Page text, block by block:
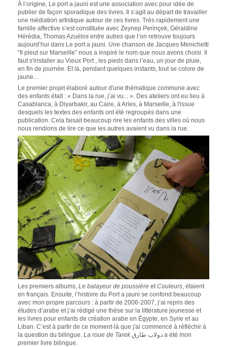
À l’origine, Le port a jauni est une association avec pour idée de
publier de façon sporadique des livres. Il s’agit au départ de travailler
une médiation artistique autour de ces livres. Très rapidement une
famille affective s’est constituée avec Zeynep Perinçek, Géraldine
Hérédia, Thomas Azuélos entre autres que l’on retrouve toujours
aujourd’hui dans Le port a jauni. Une chanson de Jacques Menichetti
“Il pleut sur Marseille” nous a inspiré le nom que nous avons choisi. Il
faut s'installer au Vieux Port , les pieds dans l’eau, un jour de pluie,
en fin de journée. Et là, pendant quelques instants, tout se colore de
jaune...
Le premier projet élaboré autour d'une thématique commune avec
des enfants était : « Dans la rue, j’ai vu... ». Des ateliers ont eu lieu à
Casablanca, à Diyarbakir, au Caire, à Arles, à Marseille, à l'issue
desquels les textes des enfants ont été regroupés dans une
publication. Cela faisait beaucoup rire les enfants des villes où nous
nous rendions de lire ce que les autres avaient vu dans la rue.
Les premiers albums, Le balayeur de poussière et Couleurs , étaient
en français. Ensuite, l’histoire du Port a jauni se confond beaucoup
avec mon propre parcours : à partir de 2006-2007, j’ai repris des
études d’arabe et j’ai rédigé une thèse sur la littérature jeunesse et
les livres pour enfants de création arabe en Égypte, en Syrie et au
Liban. C’est à partir de ce moment-là que j'ai commencé à réfléchir à
la question du bilingue. La roue de Tarek
premier livre bilingue.